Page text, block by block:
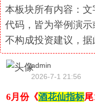
本板块所有内容：
代码，皆为举例演示
不构成投资建议，据
admin
2026-7-1 21:56
6月份《酒花仙指标